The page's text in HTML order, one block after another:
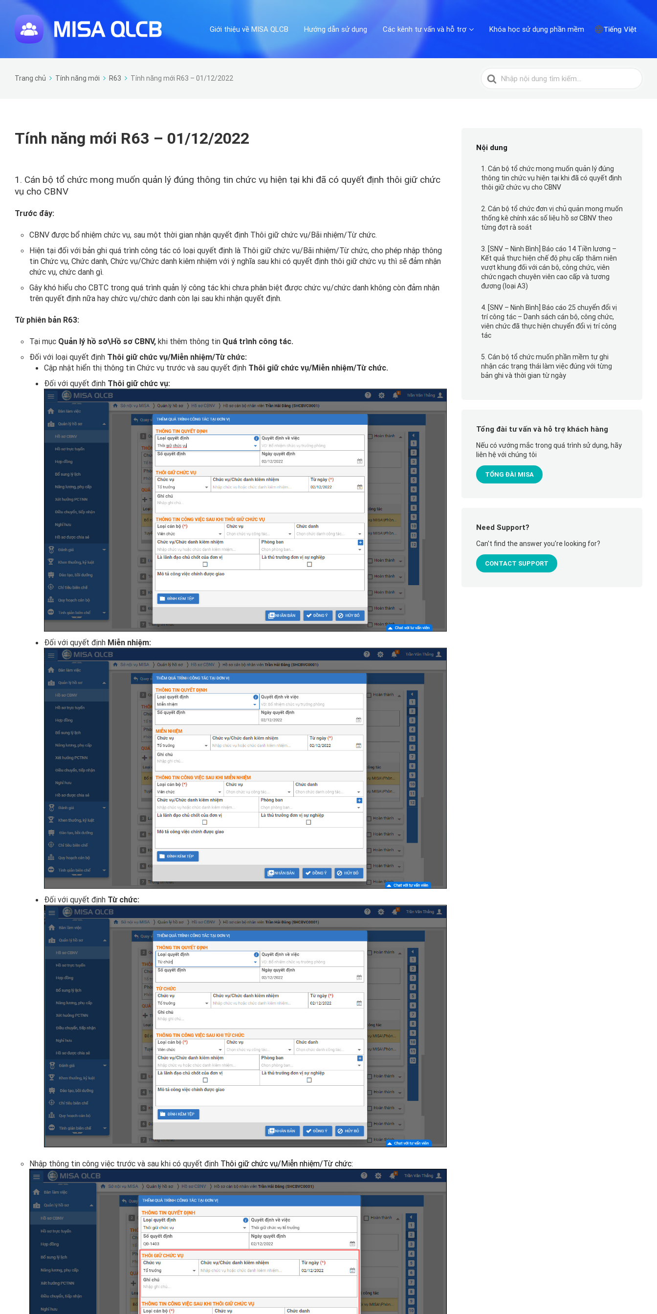
Giới thiệu về MISA QLCB Hướng dẫn sử dụng Các kênh tư vấn và hỗ trợ Khóa học sử dụng phần mềm Tiếng Việt
Trang chủ Tính năng mới R63 Tính năng mới R63 – 01/12/2022
Tìm
kiếm
Tính năng mới R63 – 01/12/2022
1. Cán bộ tổ chức mong muốn quản lý đúng thông tin chức vụ hiện tại khi đã có quyết định thôi giữ chức
vụ cho CBNV
Trước đây:
CBNV được bổ nhiệm chức vụ, sau một thời gian nhận quyết định Thôi giữ chức vụ/Bãi nhiệm/Từ chức.
Hiện tại đối với bản ghi quá trình công tác có loại quyết định là Thôi giữ chức vụ/Bãi nhiệm/Từ chức, cho phép nhập thông
tin Chức vụ, Chức danh, Chức vụ/Chức danh kiêm nhiệm với ý nghĩa sau khi có quyết định thôi giữ chức vụ thì sẽ đảm nhận
chức vụ, chức danh gì.
Gây khó hiểu cho CBTC trong quá trình quản lý công tác khi chưa phân biệt được chức vụ/chức danh không còn đảm nhận
trên quyết định nữa hay chức vụ/chức danh còn lại sau khi nhận quyết định.
Từ phiên bản R63:
Tại mục Quản lý hồ sơ\Hồ sơ CBNV, khi thêm thông tin Quá trình công tác.
Đối với loại quyết định Thôi giữ chức vụ/Miễn nhiệm/Từ chức:
Cập nhật hiển thị thông tin Chức vụ trước và sau quyết định Thôi giữ chức vụ/Miễn nhiệm/Từ chức.
Đối với quyết định Thôi giữ chức vụ:
Đối với quyết định Miễn nhiệm:
Đối với quyết định Từ chức:
Nhập thông tin công việc trước và sau khi có quyết định Thôi giữ chức vụ/Miễn nhiệm/Từ chức:
Nội dung
1. Cán bộ tổ chức mong muốn quản lý đúng
thông tin chức vụ hiện tại khi đã có quyết định
thôi giữ chức vụ cho CBNV
2. Cán bộ tổ chức đơn vị chủ quản mong muốn
thống kê chính xác số liệu hồ sơ CBNV theo
từng đợt rà soát
3. [SNV – Ninh Bình] Báo cáo 14 Tiền lương –
Kết quả thực hiện chế độ phụ cấp thâm niên
vượt khung đối với cán bộ, công chức, viên
chức ngạch chuyên viên cao cấp và tương
đương (loại A3)
4. [SNV – Ninh Bình] Báo cáo 25 chuyển đổi vị
trí công tác – Danh sách cán bộ, công chức,
viên chức đã thực hiện chuyển đổi vị trí công
tác
5. Cán bộ tổ chức muốn phần mềm tự ghi
nhận các trạng thái làm việc đúng với từng
bản ghi và thời gian từ ngày
Tổng đài tư vấn và hỗ trợ khách hàng
Nếu có vướng mắc trong quá trình sử dụng, hãy
liên hệ với chúng tôi
TỔNG ĐÀI MISA
Need Support?
Can't find the answer you're looking for?
CONTACT SUPPORT